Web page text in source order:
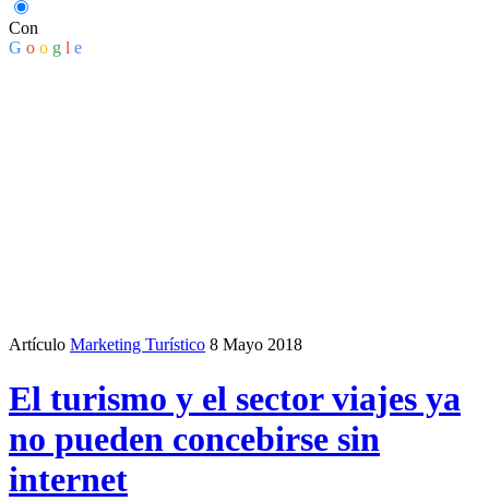
Con
G o o g l e
Artículo Marketing Turístico 8 Mayo 2018
El turismo y el sector viajes ya
no pueden concebirse sin
internet